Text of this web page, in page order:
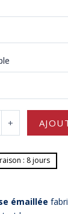
+
: 8 jours
émaillée